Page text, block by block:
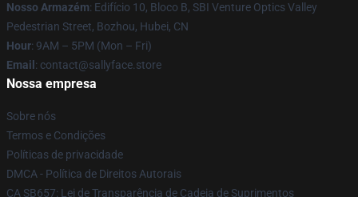
Nosso Armazém: Edifício 10, Bloco B, SBI Venture Optics Valley
Pedestrian Street, Bozhou, Hubei, CN
Hour: 9AM – 5PM (Mon – Fri)
Email : contact@sallyface.store
Nossa empresa
Sobre nós
Termos e Condições
Políticas de privacidade
DMCA - Política de Direitos Autorais
CA SB657: Lei de Transparência de Cadeia de Suprimentos